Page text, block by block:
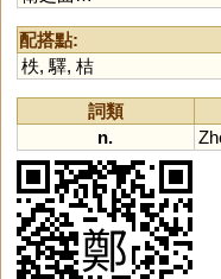
配搭點:
柣, 驛, 桔
詞類
n.